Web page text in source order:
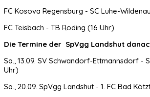
FC Kosova Regensburg - SC Luhe-
FC Teisbach - TB Roding (16 Uhr)
Die Termine der SpVgg Landshut
Sa., 13.09. SV Schwandorf-Ettmannsdorf -
Uhr)
Sa., 20.09. SpVgg Landshut - 1. FC Bad